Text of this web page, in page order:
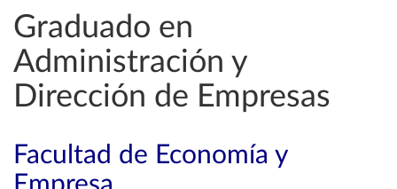
Graduado en
Administración y
Dirección de Empresas
Facultad de Economía y